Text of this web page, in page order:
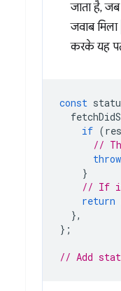
जाता है,
जवाब मिला
करके यह
const
if (
//
throw
}
// If
return
},
};
// Add